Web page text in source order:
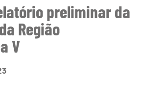
preliminar da
Região
V